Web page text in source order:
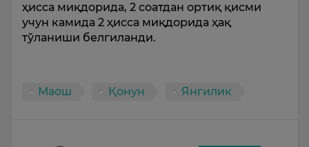
ҳисса миқдорида, 2 соатдан ортиқ қисми
учун камида 2 ҳисса миқдорида ҳақ
тўланиши белгиланди.
Маош Қонун Янгилик